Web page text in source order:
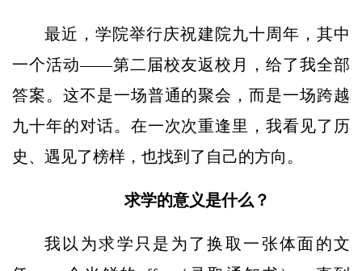
最近，学院举行庆祝建院九十周年，其中
一个活动——第二届校友返校月，给了我全部
答案。这不是一场普通的聚会，而是一场跨越
九十年的对话。在一次次重逢里，我看见了历
史、遇见了榜样，也找到了自己的方向。
求学的意义是什么？
我以为求学只是为了换取一张体面的文